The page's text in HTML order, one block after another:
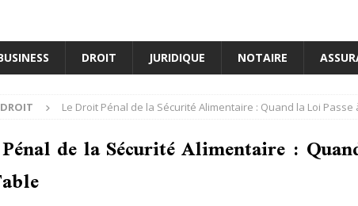
DROIT JURIDIQUE NOTAIRE
DROIT Le Droit Pénal de la Sécurité Alimentaire : Quand la Loi Passe
de la Sécurité Alimentaire :